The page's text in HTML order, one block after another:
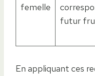
femelle
futur
En appliquant ces